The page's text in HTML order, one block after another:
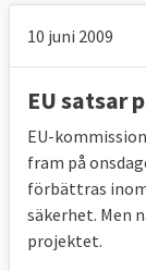
10 juni 2009
EU satsar
EU-
fram på
förbättras
säkerhet. Men
projektet.